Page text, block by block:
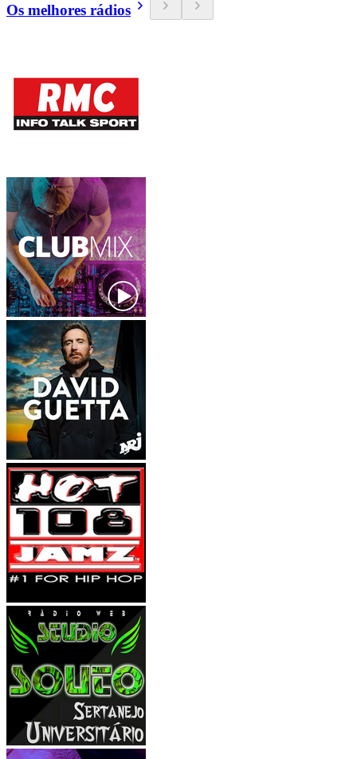
Os melhores rádios